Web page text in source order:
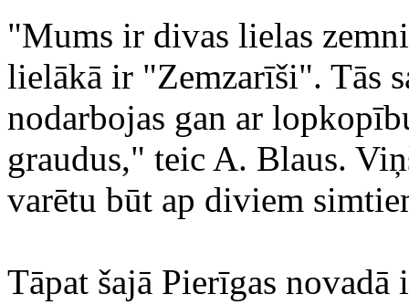
"Mums ir divas lielas
lielākā ir "Zemzarīši". Tās
nodarbojas gan ar
graudus," teic A. Blaus.
varētu būt ap diviem
Tāpat šajā Pierīgas